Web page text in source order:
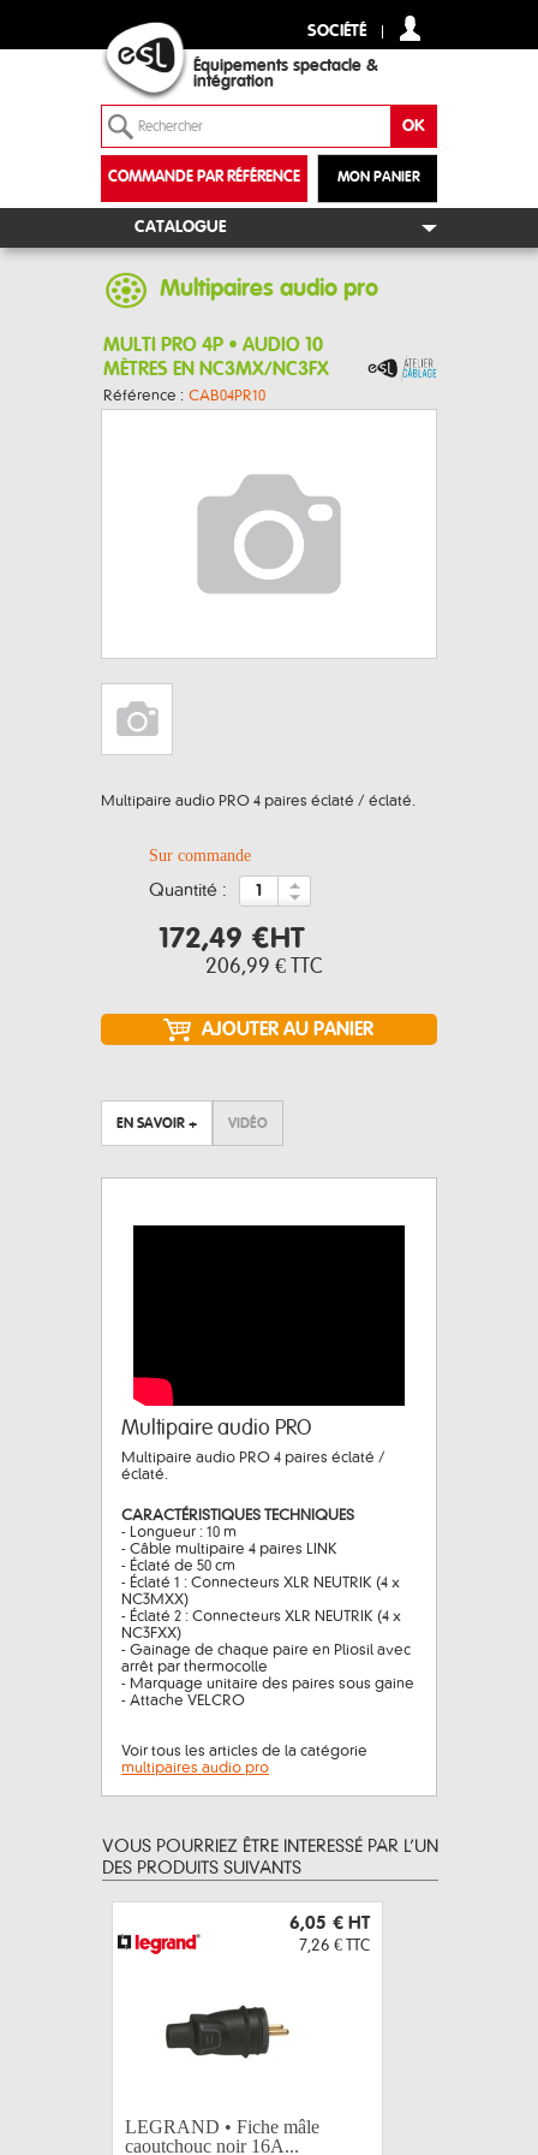
SOCIÉTÉ
Équipements spectacle &
intégration
MON PANIER
COMMANDE PAR RÉFÉRENCE
+
CATALOGUE
Multipaires audio pro
MULTI PRO 4P • AUDIO 10
MÈTRES EN NC3MX/NC3FX
Référence : CAB04PR10
Multipaire audio PRO 4 paires éclaté / éclaté.
Sur commande
quantité :
172,49 €HT
206,99 € TTC
EN SAVOIR + VIDÉO
Multipaire audio PRO
Multipaire audio PRO 4 paires éclaté /
éclaté.
CARACTÉRISTIQUES TECHNIQUES
- Longueur : 10 m
- Câble multipaire 4 paires LINK
- Éclaté de 50 cm
- Éclaté 1 : Connecteurs XLR NEUTRIK (4 x
NC3MXX)
- Éclaté 2 : Connecteurs XLR NEUTRIK (4 x
NC3FXX)
- Gainage de chaque paire en Pliosil avec
arrêt par thermocolle
- Marquage unitaire des paires sous gaine
- Attache VELCRO
Voir tous les articles de la catégorie
multipaires audio pro
VOUS POURRIEZ ÊTRE INTERESSÉ PAR L’UN
DES PRODUITS SUIVANTS
6,05 € HT
7,26 € TTC
LEGRAND • Fiche mâle
caoutchouc noir 16A...